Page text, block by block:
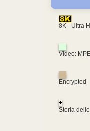
8K - Ultra
Video:
Encrypted
+
Storia